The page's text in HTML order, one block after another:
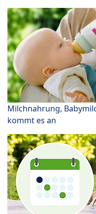
Milchnahrung,
kommt es an